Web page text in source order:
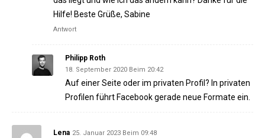
Hilfe! Beste Grüße, Sabine
Antwort
Philipp Roth
18. September 2020 Beim 20:42
Auf einer Seite oder im privaten Profil? In privaten
Profilen führt Facebook gerade neue Formate ein.
Lena 25. Januar 2023 Beim 09:48